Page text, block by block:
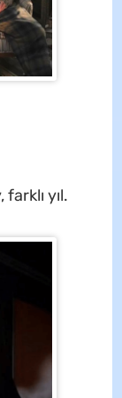
farklı yıl.